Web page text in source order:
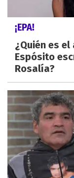
¡EPA!
¿Quién es
Espósito
Rosalía?